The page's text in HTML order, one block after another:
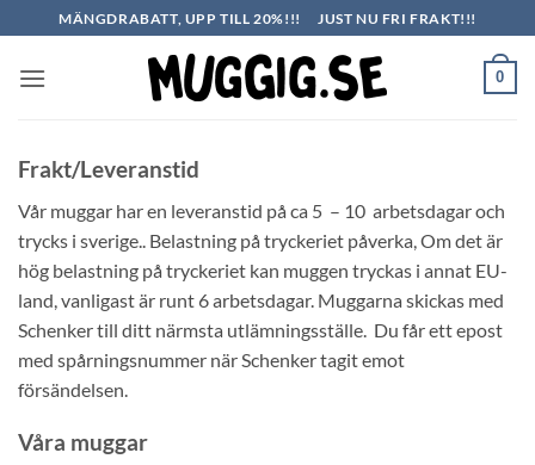
to
content
MÄNGDRABATT, UPP TILL 20%!!! JUST NU FRI FRAKT!!!
0
Frakt/Leveranstid
Vår muggar har en leveranstid på ca 5 – 10 arbetsdagar och
trycks i sverige.. Belastning på tryckeriet påverka, Om det är
hög belastning på tryckeriet kan muggen tryckas i annat EU-
land, vanligast är runt 6 arbetsdagar. Muggarna skickas med
Schenker till ditt närmsta utlämningsställe. Du får ett epost
med spårningsnummer när Schenker tagit emot
försändelsen.
Våra muggar